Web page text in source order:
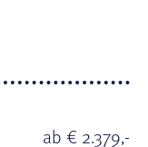
ab € 2.379,-